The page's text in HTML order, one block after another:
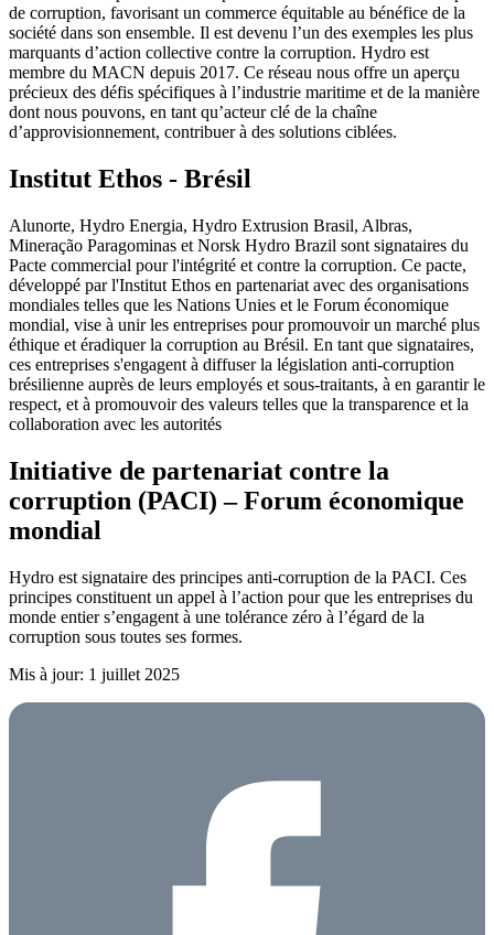
de corruption, favorisant un commerce équitable au bénéfice de la
société dans son ensemble. Il est devenu l’un des exemples les plus
marquants d’action collective contre la corruption. Hydro est
membre du MACN depuis 2017. Ce réseau nous offre un aperçu
précieux des défis spécifiques à l’industrie maritime et de la manière
dont nous pouvons, en tant qu’acteur clé de la chaîne
d’approvisionnement, contribuer à des solutions ciblées.
Institut Ethos - Brésil
Alunorte, Hydro Energia, Hydro Extrusion Brasil, Albras,
Mineração Paragominas et Norsk Hydro Brazil sont signataires du
Pacte commercial pour l'intégrité et contre la corruption. Ce pacte,
développé par l'Institut Ethos en partenariat avec des organisations
mondiales telles que les Nations Unies et le Forum économique
mondial, vise à unir les entreprises pour promouvoir un marché plus
éthique et éradiquer la corruption au Brésil. En tant que signataires,
ces entreprises s'engagent à diffuser la législation anti-corruption
brésilienne auprès de leurs employés et sous-traitants, à en garantir le
respect, et à promouvoir des valeurs telles que la transparence et la
collaboration avec les autorités
Initiative de partenariat contre la
corruption (PACI) – Forum économique
mondial
Hydro est signataire des principes anti-corruption de la PACI. Ces
principes constituent un appel à l’action pour que les entreprises du
monde entier s’engagent à une tolérance zéro à l’égard de la
corruption sous toutes ses formes.
Mis à jour: 1 juillet 2025